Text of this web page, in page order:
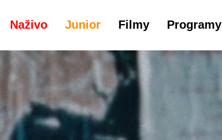
Naživo Junior Filmy Programy